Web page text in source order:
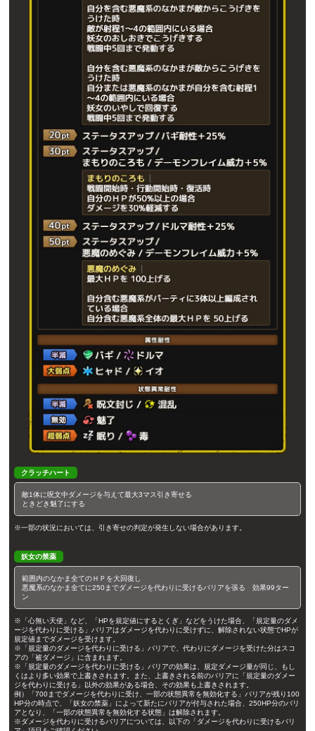
クラッチハート
敵1体に呪文中ダメージを与えて最大3マス引き寄せる
ときどき魅了にする
※一部の状況においては、引き寄せの判定が発生しない場合があります。
妖女の禁薬
範囲内のなかま全てのＨＰを大回復し
悪魔系のなかま全てに250までダメージを代わりに受けるバリアを張る 効果99ター
ン
※「心無い天使」など、「HPを規定値にするとくぎ」などをうけた場合、「規定量のダメ
ージを代わりに受ける」バリアはダメージを代わりに受けずに、解除されない状態でHPが
規定値までダメージを受けます。
※「規定量のダメージを代わりに受ける」バリアで、代わりにダメージを受けた分はスコ
アの「被ダメージ」に含まれます。
※「規定量のダメージを代わりに受ける」バリアの効果は、規定ダメージ量が同じ、もし
くはより多い効果で上書きされます。また、上書きされる前のバリアに「規定量のダメー
ジを代わりに受ける」以外の効果がある場合、その効果も上書きされます。
例）「700までダメージを代わりに受け、一部の状態異常を無効化する」バリアが残り100
HP分の時点で、「妖女の禁薬」によって新たにバリアが付与された場合、250HP分のバリ
アとなり、「一部の状態異常を無効化する状態」は解除されます。
※ダメージを代わりに受けるバリアについては、以下の「ダメージを代わりに受けるバリ